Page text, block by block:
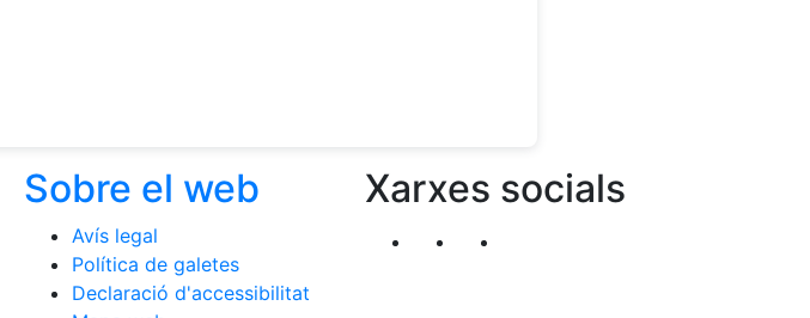
Sobre el web
Avís legal
Política de galetes
Declaració d'accessibilitat
Xarxes socials
Segueix-nos al nostre canal de Twitter